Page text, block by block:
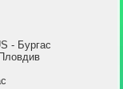
- Бургас